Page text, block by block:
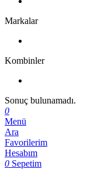
Markalar
Kombinler
Sonuç bulunamadı.
0
Menü
Ara
Favorilerim
Hesabım
0 Sepetim